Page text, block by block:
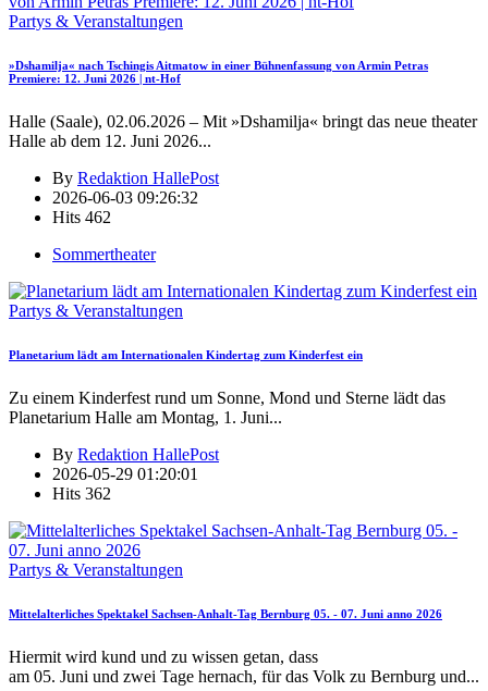
Partys & Veranstaltungen
»Dshamilja« nach Tschingis Aitmatow in einer Bühnenfassung von Armin Petras
Premiere: 12. Juni 2026 | nt-Hof
Halle (Saale), 02.06.2026 – Mit »Dshamilja« bringt das neue theater
Halle ab dem 12. Juni 2026...
By Redaktion HallePost
2026-06-03 09:26:32
Hits 462
Sommertheater
Partys & Veranstaltungen
Planetarium lädt am Internationalen Kindertag zum Kinderfest ein
Zu einem Kinderfest rund um Sonne, Mond und Sterne lädt das
Planetarium Halle am Montag, 1. Juni...
By Redaktion HallePost
2026-05-29 01:20:01
Hits 362
Partys & Veranstaltungen
Mittelalterliches Spektakel Sachsen-Anhalt-Tag Bernburg 05. - 07. Juni anno 2026
Hiermit wird kund und zu wissen getan, dass
am 05. Juni und zwei Tage hernach, für das Volk zu Bernburg und...